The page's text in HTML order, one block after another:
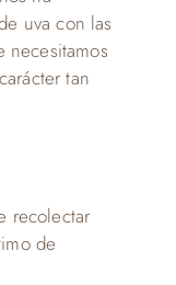
uva con las
necesitamos
tan
recolectar
de